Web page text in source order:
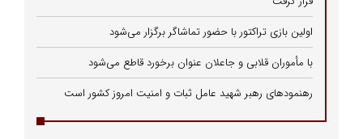
اولین بازی تراکتور با حضور تماشاگر برگزار می‌شود
با مأموران قلابی و جاعلان عنوان برخورد قاطع می‌شود
رهنمودهای رهبر شهید عامل ثبات و امنیت امروز کشور است